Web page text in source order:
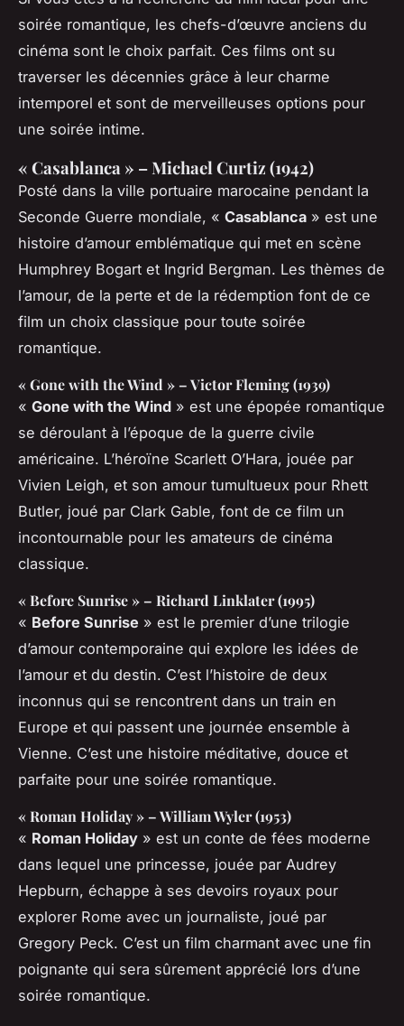
soirée romantique, les chefs-d’œuvre anciens du
cinéma sont le choix parfait. Ces films ont su
traverser les décennies grâce à leur charme
intemporel et sont de merveilleuses options pour
une soirée intime.
« Casablanca » – Michael Curtiz (1942)
Posté dans la ville portuaire marocaine pendant la
Seconde Guerre mondiale, « Casablanca » est une
histoire d’amour emblématique qui met en scène
Humphrey Bogart et Ingrid Bergman. Les thèmes de
l’amour, de la perte et de la rédemption font de ce
film un choix classique pour toute soirée
romantique.
« Gone with the Wind » – Victor Fleming (1939)
« Gone with the Wind » est une épopée romantique
se déroulant à l’époque de la guerre civile
américaine. L’héroïne Scarlett O’Hara, jouée par
Vivien Leigh, et son amour tumultueux pour Rhett
Butler, joué par Clark Gable, font de ce film un
incontournable pour les amateurs de cinéma
classique.
« Before Sunrise » – Richard Linklater (1995)
« Before Sunrise » est le premier d’une trilogie
d’amour contemporaine qui explore les idées de
l’amour et du destin. C’est l’histoire de deux
inconnus qui se rencontrent dans un train en
Europe et qui passent une journée ensemble à
Vienne. C’est une histoire méditative, douce et
parfaite pour une soirée romantique.
« Roman Holiday » – William Wyler (1953)
« Roman Holiday » est un conte de fées moderne
dans lequel une princesse, jouée par Audrey
Hepburn, échappe à ses devoirs royaux pour
explorer Rome avec un journaliste, joué par
Gregory Peck. C’est un film charmant avec une fin
poignante qui sera sûrement apprécié lors d’une
soirée romantique.